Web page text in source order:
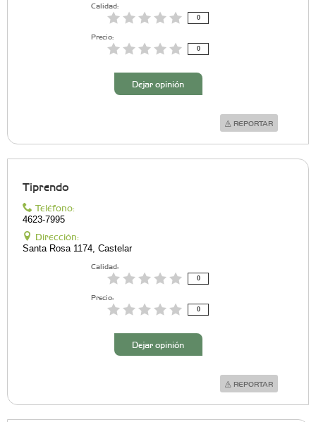
Calidad:
0
Precio:
0
Dejar opinión
REPORTAR
Tiprendo
Teléfono:
4623-7995
Dirección:
Santa Rosa 1174, Castelar
Calidad:
0
Precio:
0
Dejar opinión
REPORTAR